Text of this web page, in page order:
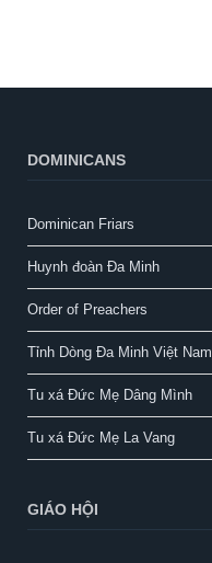
DOMINICANS
Dominican Friars
Huynh đoàn Đa Minh
Order of Preachers
Tỉnh Dòng Đa Minh Việt Nam
Tu xá Đức Mẹ Dâng Mình
Tu xá Đức Mẹ La Vang
GIÁO HỘI